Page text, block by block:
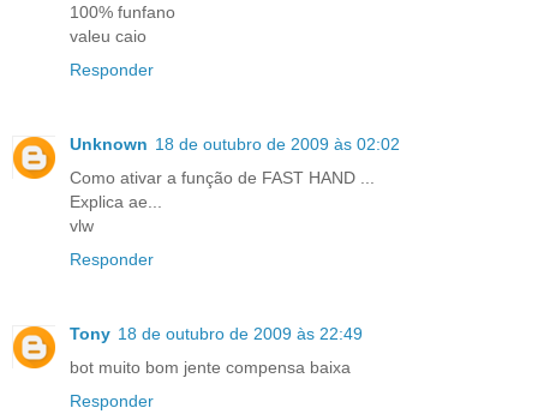
100% funfano
valeu caio
Responder
Unknown 18 de outubro de 2009 às 02:02
Como ativar a função de FAST HAND ...
Explica ae...
vlw
Responder
Tony 18 de outubro de 2009 às 22:49
bot muito bom jente compensa baixa
Responder